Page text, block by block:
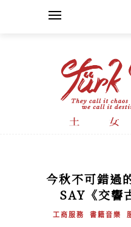
今秋不可錯過
SAY《交響
工商服務 書籍音樂